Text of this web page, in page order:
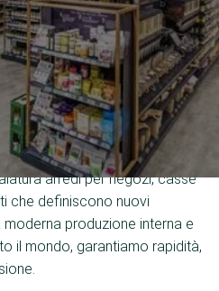
per negozi
per negozi & Co. KG
in vere e proprie esperienze
tutta l'esperienza del nostro
arredi per negozi, casse
che definiscono nuovi
produzione interna e
il mondo, garantiamo rapidità,